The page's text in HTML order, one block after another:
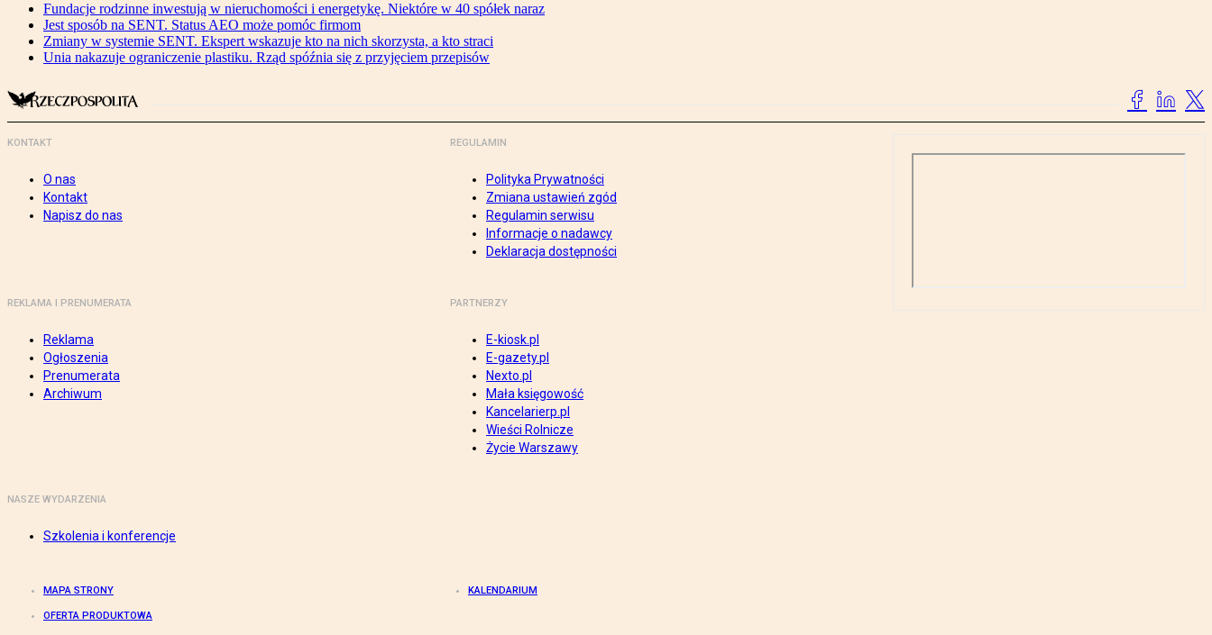
Fundacje rodzinne inwestują w nieruchomości i energetykę. Niektóre w 40 spółek naraz
Jest sposób na SENT. Status AEO może pomóc firmom
Zmiany w systemie SENT. Ekspert wskazuje kto na nich skorzysta, a kto straci
Unia nakazuje ograniczenie plastiku. Rząd spóźnia się z przyjęciem przepisów
KONTAKT
O nas
Kontakt
Napisz do nas
REGULAMIN
Polityka Prywatności
Zmiana ustawień zgód
Regulamin serwisu
Informacje o nadawcy
Deklaracja dostępności
REKLAMA I PRENUMERATA
Reklama
Ogłoszenia
Prenumerata
Archiwum
PARTNERZY
E-kiosk.pl
E-gazety.pl
Nexto.pl
Mała księgowość
Kancelarierp.pl
Wieści Rolnicze
Życie Warszawy
NASZE WYDARZENIA
Szkolenia i konferencje
MAPA STRONY KALENDARIUM
OFERTA PRODUKTOWA